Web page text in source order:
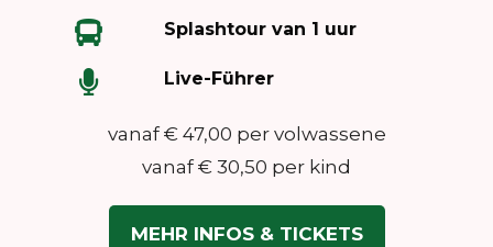
Splashtour van 1 uur
Live-Führer
vanaf € 47,00 per volwassene
vanaf € 30,50 per kind
MEHR INFOS & TICKETS